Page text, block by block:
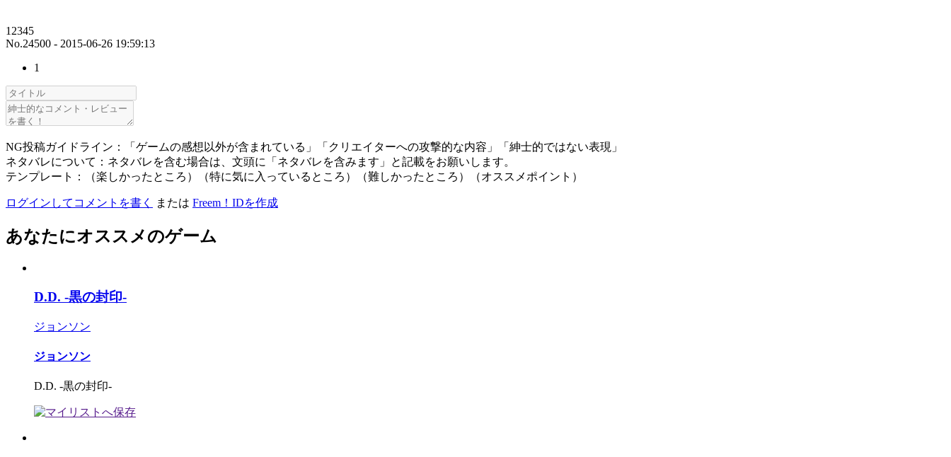
12345
No.24500 - 2015-06-26 19:59:13
1
NG投稿ガイドライン：「ゲームの感想以外が含まれている」「クリエイターへの攻撃的な内容」「紳士的ではない表現」
ネタバレについて：ネタバレを含む場合は、文頭に「ネタバレを含みます」と記載をお願いします。
テンプレート：（楽しかったところ）（特に気に入っているところ）（難しかったところ）（オススメポイント）
ログインしてコメントを書く または Freem！IDを作成
あなたにオススメのゲーム
D.D. -黒の封印-
ジョンソン
ジョンソン
D.D. -黒の封印-